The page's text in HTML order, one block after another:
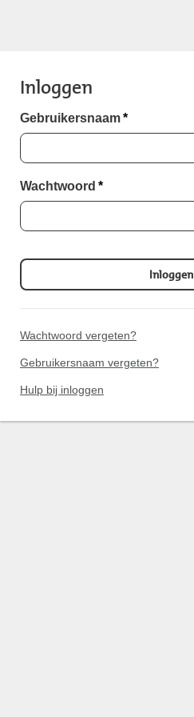
Inloggen
Gebruikersnaam*
Wachtwoord *
Inloggen
Wachtwoord vergeten?
Gebruikersnaam vergeten?
Hulp bij inloggen